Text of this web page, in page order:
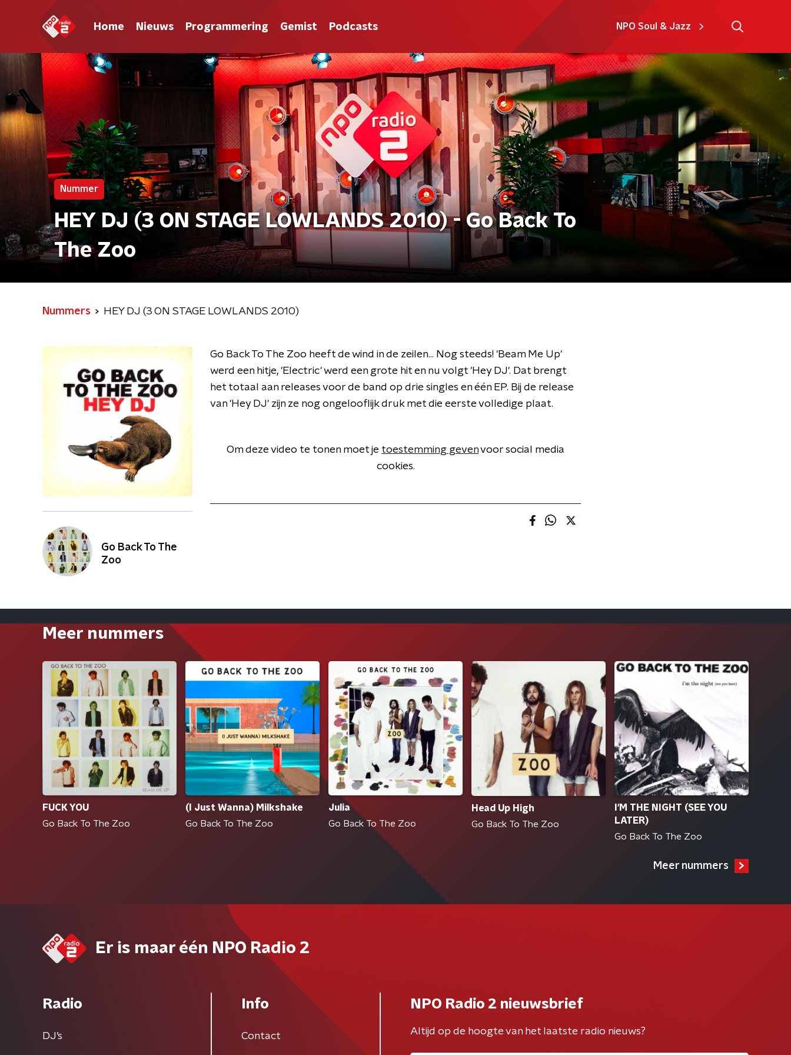
Home Nieuws Programmering Gemist Podcasts NPO Soul & Jazz
Nummer
HEY DJ (3 ON STAGE LOWLANDS 2010) - Go Back To
The Zoo
Nummers HEY DJ (3 ON STAGE LOWLANDS 2010)
Go Back To The
Zoo
Go Back To The Zoo heeft de wind in de zeilen... Nog steeds! 'Beam Me Up'
werd een hitje, 'Electric' werd een grote hit en nu volgt 'Hey DJ'. Dat brengt
het totaal aan releases voor de band op drie singles en één EP. Bij de release
van 'Hey DJ' zijn ze nog ongelooflijk druk met die eerste volledige plaat.
Om deze video te tonen moet je toestemming gevenvoor social media
cookies.
Meer nummers
FUCK YOU
Go Back To The Zoo
(I Just Wanna) Milkshake
Go Back To The Zoo
Julia
Go Back To The Zoo
Head Up High
Go Back To The Zoo
I'M THE NIGHT (SEE YOU
LATER)
Go Back To The Zoo
Meer nummers
Er is maar één NPO Radio 2
Radio
DJ’s
Info
Contact
NPO Radio 2 nieuwsbrief
Altijd op de hoogte van het laatste radio nieuws?